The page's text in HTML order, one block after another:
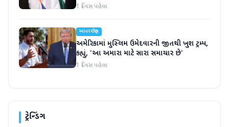
1 દિવસ પહેલા
આંતરરાષ્ટ્રીય
અમેરિકામાં મુસ્લિમ ઉમેદવારની જીતથી ખુશ ટ્રમ્પ,
કહ્યું, 'આ અમારા માટે સારા સમાચાર છે'
1 દિવસ પહેલા
ટ્રેન્ડિંગ